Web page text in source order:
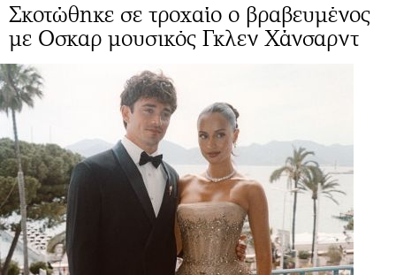
Σκοτώθηκε σε τροχαίο ο βραβευμένος
με Οσκαρ μουσικός Γκλεν Χάνσαρντ